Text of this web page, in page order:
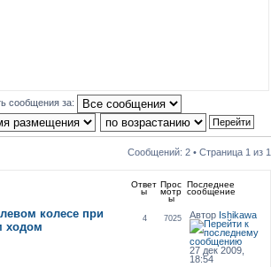
сообщения за:
Сообщений: 2 • Страница 1 из 1
Ответ
ы
Прос
мотр
ы
Последнее
сообщение
колесе при
ходом
4 7025 Автор Ishikawa
27 дек 2009,
18:54